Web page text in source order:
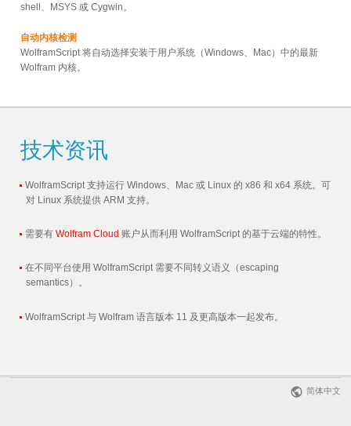
shell、MSYS 或 Cygwin。
自动内核检测
WolframScript 将自动选择安装于用户系统（Windows、Mac）中的最新
Wolfram 内核。
技术资讯
WolframScript 支持运行 Windows、Mac 或 Linux 的 x86 和 x64 系统。可
对 Linux 系统提供 ARM 支持。
需要有 Wolfram Cloud 账户从而利用 WolframScript 的基于云端的特性。
在不同平台使用 WolframScript 需要不同转义语义（escaping
semantics）。
WolframScript 与 Wolfram 语言版本 11 及更高版本一起发布。
简体中文